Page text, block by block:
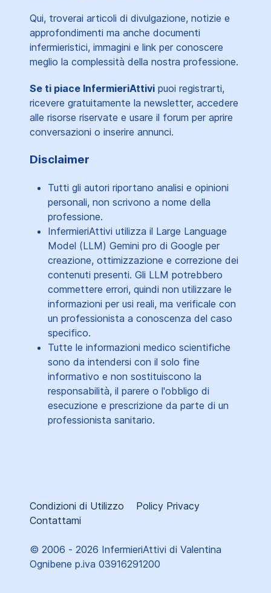
Qui, troverai articoli di divulgazione, notizie e
approfondimenti ma anche documenti
infermieristici, immagini e link per conoscere
meglio la complessità della nostra professione.
Se ti piace InfermieriAttivi puoi registrarti,
ricevere gratuitamente la newsletter, accedere
alle risorse riservate e usare il forum per aprire
conversazioni o inserire annunci.
Disclaimer
Tutti gli autori riportano analisi e opinioni
personali, non scrivono a nome della
professione.
InfermieriAttivi utilizza il Large Language
Model (LLM) Gemini pro di Google per
creazione, ottimizzazione e correzione dei
contenuti presenti. Gli LLM potrebbero
commettere errori, quindi non utilizzare le
informazioni per usi reali, ma verificale con
un professionista a conoscenza del caso
specifico.
Tutte le informazioni medico scientifiche
sono da intendersi con il solo fine
informativo e non sostituiscono la
responsabilità, il parere o l'obbligo di
esecuzione e prescrizione da parte di un
professionista sanitario.
Condizioni di Utilizzo
Policy Privacy
Contattami
© 2006 - 2026 InfermieriAttivi di Valentina
Ognibene p.iva 03916291200